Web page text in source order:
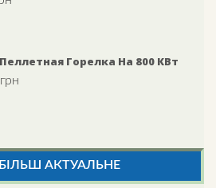
Горелка На 800 КВт
грн
АКТУАЛЬНЕ